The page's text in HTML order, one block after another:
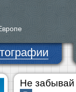
Не забывай